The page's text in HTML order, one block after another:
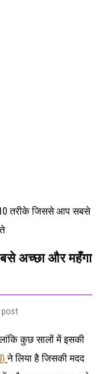
अच्छा और महँगा
post
कुछ सालों में इसकी
ने लिया है जिसकी मदद